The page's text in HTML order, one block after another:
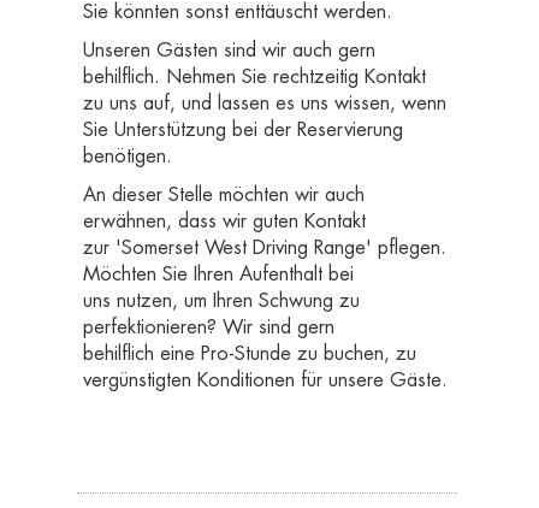
Sie könnten sonst enttäuscht werden.
Unseren Gästen sind wir auch gern
behilflich. Nehmen Sie rechtzeitig Kontakt
zu uns auf, und lassen es uns wissen, wenn
Sie Unterstützung bei der Reservierung
benötigen.
An dieser Stelle möchten wir auch
erwähnen, dass wir guten Kontakt
zur 'Somerset West Driving Range' pflegen.
Möchten Sie Ihren Aufenthalt bei
uns nutzen, um Ihren Schwung zu
perfektionieren? Wir sind gern
behilflich eine Pro-Stunde zu buchen, zu
vergünstigten Konditionen für unsere Gäste.